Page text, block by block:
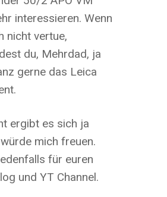
interessieren. Wenn
nicht vertue,
du, Mehrdad, ja
gerne das Leica
ergibt es sich ja
mich freuen.
für euren
und YT Channel.